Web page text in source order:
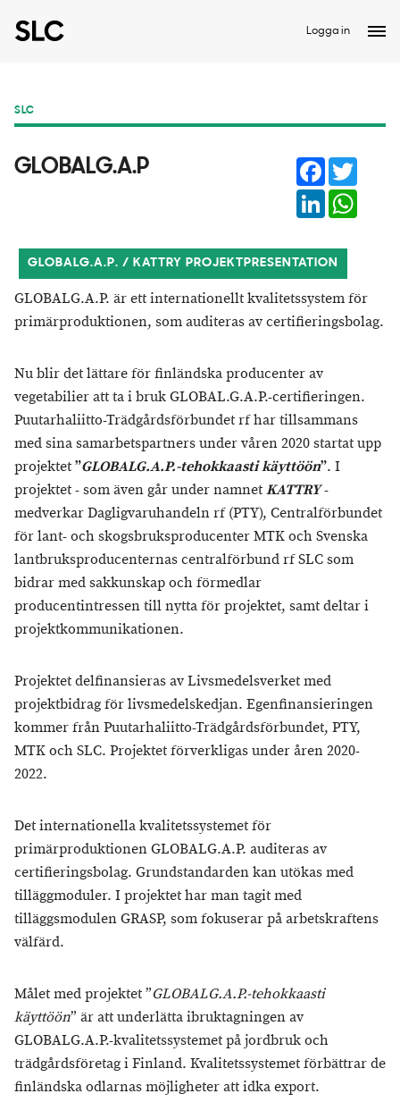
Logga in
SLC
GLOBALG.A.P Facebook
LinkedIn
GLOBALG.A.P. / KATTRY PROJEKTPRESENTATION
GLOBALG.A.P. är ett internationellt kvalitetssystem för
primärproduktionen, som auditeras av certifieringsbolag.
Nu blir det lättare för finländska producenter av
vegetabilier att ta i bruk GLOBAL.G.A.P.-certifieringen.
Puutarhaliitto-Trädgårdsförbundet rf har tillsammans
med sina samarbetspartners under våren 2020 startat upp
projektet”GLOBALG.A.P.-tehokkaasti käyttöön”. I
projektet - som även går under namnetKATTRY-
medverkar Dagligvaruhandeln rf (PTY), Centralförbundet
för lant- och skogsbruksproducenter MTK och Svenska
lantbruksproducenternas centralförbund rf SLC som
bidrar med sakkunskap och förmedlar
producentintressen till nytta för projektet, samt deltar i
projektkommunikationen.
Projektet delfinansieras av Livsmedelsverket med
projektbidrag för livsmedelskedjan. Egenfinansieringen
kommer från Puutarhaliitto-Trädgårdsförbundet, PTY,
MTK och SLC. Projektet förverkligas under åren 2020-
2022.
Det internationella kvalitetssystemet för
primärproduktionen GLOBALG.A.P. auditeras av
certifieringsbolag. Grundstandarden kan utökas med
tilläggmoduler. I projektet har man tagit med
tilläggsmodulen GRASP, som fokuserar på arbetskraftens
välfärd.
Målet med projektet ”GLOBALG.A.P.-tehokkaasti
käyttöön” är att underlätta ibruktagningen av
GLOBALG.A.P.-kvalitetssystemet på jordbruk och
trädgårdsföretag i Finland. Kvalitetssystemet förbättrar de
finländska odlarnas möjligheter att idka export.